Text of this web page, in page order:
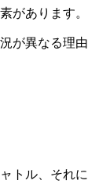
があります。
が異なる理由
トル、それに